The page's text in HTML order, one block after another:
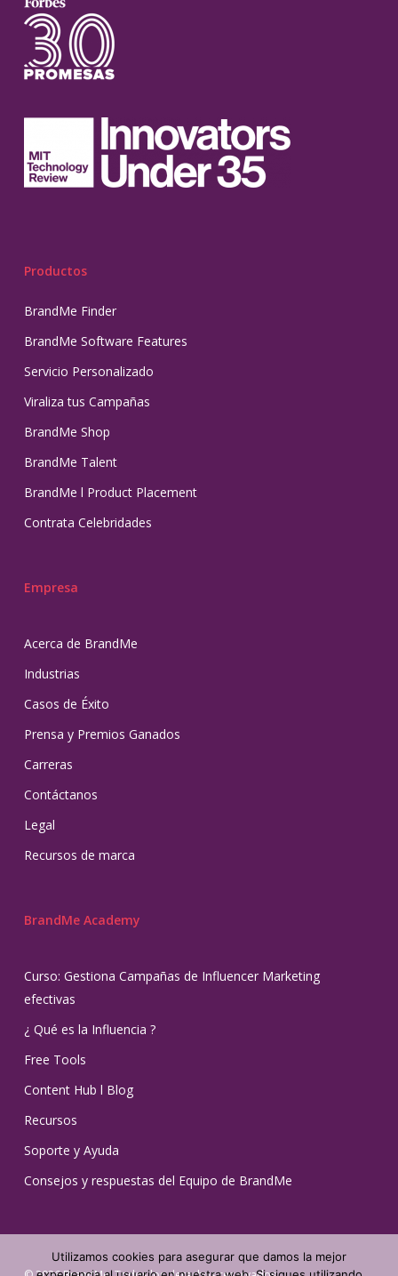
Productos
BrandMe Finder
BrandMe Software Features
Servicio Personalizado
Viraliza tus Campañas
BrandMe Shop
BrandMe Talent
BrandMe l Product Placement
Contrata Celebridades
Empresa
Acerca de BrandMe
Industrias
Casos de Éxito
Prensa y Premios Ganados
Carreras
Contáctanos
Legal
Recursos de marca
BrandMe Academy
Curso: Gestiona Campañas de Influencer Marketing
efectivas
¿ Qué es la Influencia ?
Free Tools
Content Hub l Blog
Recursos
Soporte y Ayuda
Consejos y respuestas del Equipo de BrandMe
Utilizamos cookies para asegurar que damos la mejor